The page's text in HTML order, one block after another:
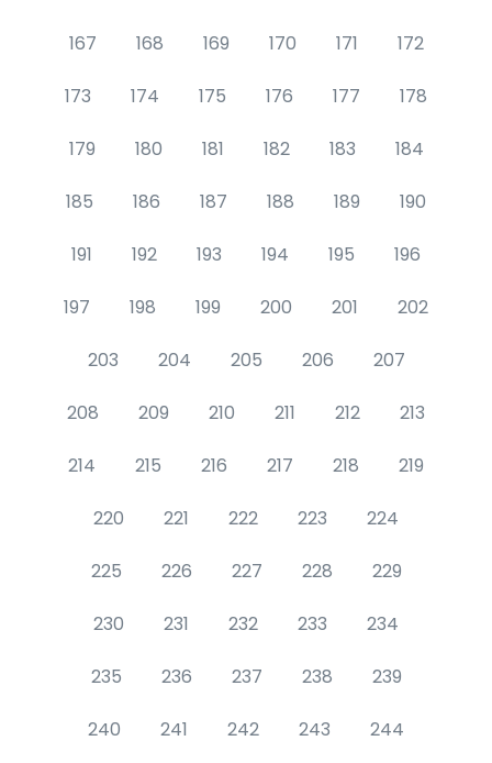
167 168 169 170 171 172
173 174 175 176 177 178
179 180 181 182 183 184
185 186 187 188 189 190
191 192 193 194 195 196
197 198 199 200 201 202
203 204 205 206 207
208 209 210 211 212 213
214 215 216 217 218 219
220 221 222 223 224
225 226 227 228 229
230 231 232 233 234
235 236 237 238 239
240 241 242 243 244